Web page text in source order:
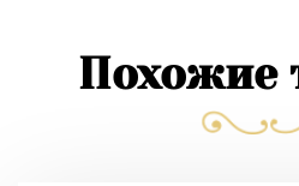
Похожие